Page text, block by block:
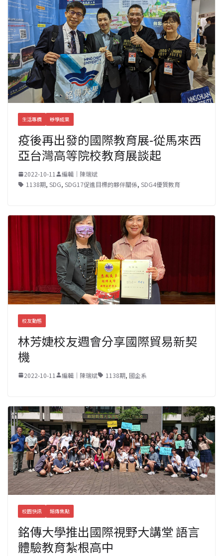
生活專欄 辦學成果
疫後再出發的國際教育展-從馬來西
亞台灣高等院校教育展談起
2022-10-11
編輯｜陳瑞斌
1138期, SDG, SDG17促進目標的夥伴關係, SDG4優質教育
校友動態
林芳婕校友週會分享國際貿易新契
機
2022-10-11 編輯｜陳瑞斌 1138期, 國企系
校園快訊 銘傳焦點
銘傳大學推出國際視野大講堂 語言
體驗教育紮根高中